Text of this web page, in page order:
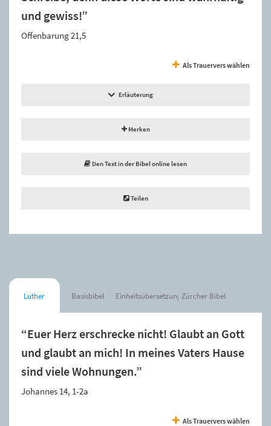
und gewiss!”
Offenbarung 21,5
Als Trauervers wählen
Erläuterung
Merken
Den Text in der Bibel online lesen
Teilen
Luther Basisbibel Einheitsübersetzung Zürcher Bibel
“Euer Herz erschrecke nicht! Glaubt an Gott
und glaubt an mich! In meines Vaters Hause
sind viele Wohnungen.”
Johannes 14, 1-2a
Als Trauervers wählen